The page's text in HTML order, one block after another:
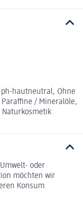
hautneutral, Ohne
/ Mineralöle,
Naturkosmetik
oder
möchten wir
Konsum